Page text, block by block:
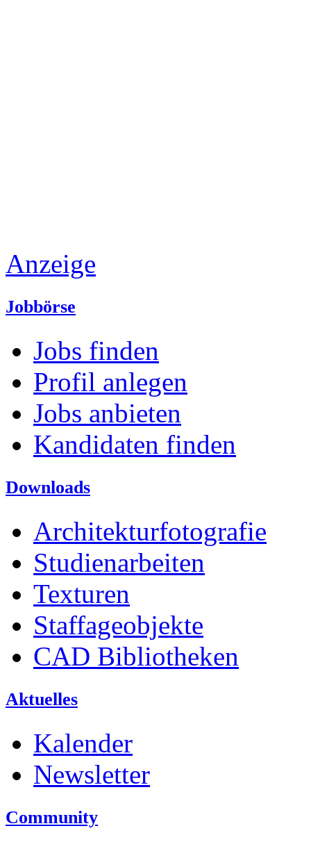
Anzeige
Jobbörse
Jobs finden
Profil anlegen
Jobs anbieten
Kandidaten finden
Downloads
Architekturfotografie
Studienarbeiten
Texturen
Staffageobjekte
CAD Bibliotheken
Aktuelles
Kalender
Newsletter
Community